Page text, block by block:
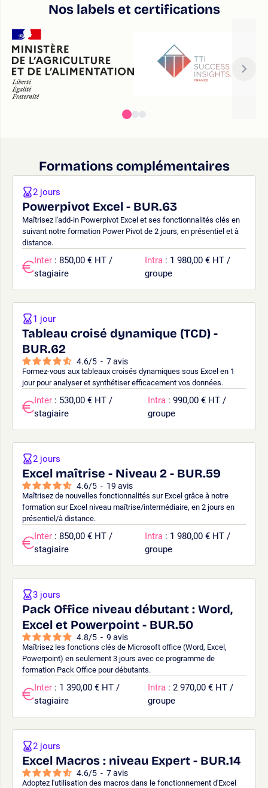
Nos labels et certifications
Formations complémentaires
Powerpivot Excel - BUR.63
Maîtrisez l'add-in Powerpivot Excel et ses fonctionnalités clés en
suivant notre formation Power Pivot de 2 jours, en présentiel et à
distance.
2 jours
Inter : 850,00 € HT /
stagiaire
Intra : 1 980,00 € HT /
groupe
Tableau croisé dynamique (TCD) -
BUR.62
4.6/5 - 7avis
Formez-vous aux tableaux croisés dynamiques sous Excel en 1
jour pour analyser et synthétiser efficacement vos données.
1 jour
Inter : 530,00 € HT /
stagiaire
Intra : 990,00 € HT /
groupe
Excel maîtrise - Niveau 2 - BUR.59
4.6/5 - 19 avis
Maîtrisez de nouvelles fonctionnalités sur Excel grâce à notre
formation sur Excel niveau maîtrise/intermédiaire, en 2 jours en
présentiel/à distance.
2 jours
Inter : 850,00 € HT /
stagiaire
Intra : 1 980,00 € HT /
groupe
Pack Office niveau débutant : Word,
Excel et Powerpoint - BUR.50
4.8/5 - 9 avis
Maîtrisez les fonctions clés de Microsoft office (Word, Excel,
Powerpoint) en seulement 3 jours avec ce programme de
formation Pack Office pour débutants.
3 jours
Inter : 1 390,00 € HT /
stagiaire
Intra : 2 970,00 € HT /
groupe
Excel Macros : niveau Expert - BUR.14
4.6/5 - 7avis
Adoptez l'utilisation des macros dans le fonctionnement d'Excel
2 jours